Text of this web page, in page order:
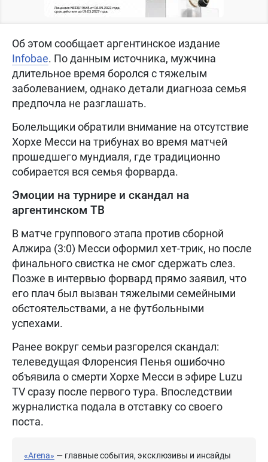
Об этом сообщает аргентинское издание
Infobae. По данным источника, мужчина
длительное время боролся с тяжелым
заболеванием, однако детали диагноза семья
предпочла не разглашать.
Болельщики обратили внимание на отсутствие
Хорхе Месси на трибунах во время матчей
прошедшего мундиаля, где традиционно
собирается вся семья форварда.
Эмоции на турнире и скандал на
аргентинском ТВ
В матче группового этапа против сборной
Алжира (3:0) Месси оформил хет-трик, но после
финального свистка не смог сдержать слез.
Позже в интервью форвард прямо заявил, что
его плач был вызван тяжелыми семейными
обстоятельствами, а не футбольными
успехами.
Ранее вокруг семьи разгорелся скандал:
телеведущая Флоренсия Пенья ошибочно
объявила о смерти Хорхе Месси в эфире Luzu
TV сразу после первого тура. Впоследствии
журналистка подала в отставку со своего
поста.
«Arena» — главные события, эксклюзивы и инсайды